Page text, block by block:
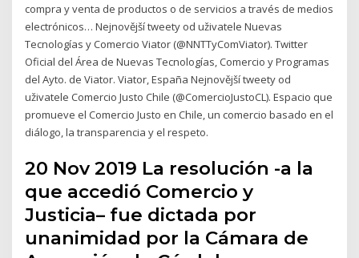
compra y venta de productos o de servicios a través de medios
electrónicos… Nejnovější tweety od uživatele Nuevas
Tecnologías y Comercio Viator (@NNTTyComViator). Twitter
Oficial del Área de Nuevas Tecnologías, Comercio y Programas
del Ayto. de Viator. Viator, España Nejnovější tweety od
uživatele Comercio Justo Chile (@ComercioJustoCL). Espacio que
promueve el Comercio Justo en Chile, un comercio basado en el
diálogo, la transparencia y el respeto.
20 Nov 2019 La resolución -a la
que accedió Comercio y
Justicia– fue dictada por
unanimidad por la Cámara de